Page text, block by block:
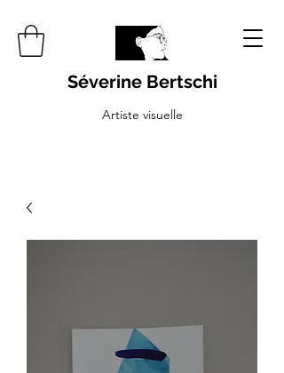
Séverine Bertschi
Artiste visuelle